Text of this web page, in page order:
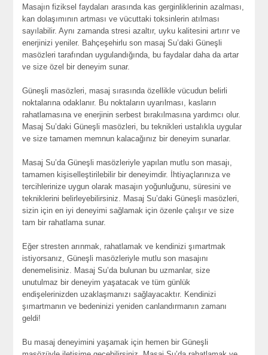
Masajın fiziksel faydaları arasında kas gerginliklerinin azalması,
kan dolaşımının artması ve vücuttaki toksinlerin atılması
sayılabilir. Aynı zamanda stresi azaltır, uyku kalitesini artırır ve
enerjinizi yeniler. Bahçeşehirlu son masaj Su’daki Güneşli
masözleri tarafından uygulandığında, bu faydalar daha da artar
ve size özel bir deneyim sunar.
Güneşli masözleri, masaj sırasında özellikle vücudun belirli
noktalarına odaklanır. Bu noktaların uyarılması, kasların
rahatlamasına ve enerjinin serbest bırakılmasına yardımcı olur.
Masaj Su’daki Güneşli masözleri, bu teknikleri ustalıkla uygular
ve size tamamen memnun kalacağınız bir deneyim sunarlar.
Masaj Su’da Güneşli masözleriyle yapılan mutlu son masajı,
tamamen kişiselleştirilebilir bir deneyimdir. İhtiyaçlarınıza ve
tercihlerinize uygun olarak masajın yoğunluğunu, süresini ve
tekniklerini belirleyebilirsiniz. Masaj Su’daki Güneşli masözleri,
sizin için en iyi deneyimi sağlamak için özenle çalışır ve size
tam bir rahatlama sunar.
Eğer stresten arınmak, rahatlamak ve kendinizi şımartmak
istiyorsanız, Güneşli masözleriyle mutlu son masajını
denemelisiniz. Masaj Su’da bulunan bu uzmanlar, size
unutulmaz bir deneyim yaşatacak ve tüm günlük
endişelerinizden uzaklaşmanızı sağlayacaktır. Kendinizi
şımartmanın ve bedeninizi yeniden canlandırmanın zamanı
geldi!
Bu masaj deneyimini yaşamak için hemen bir Güneşli